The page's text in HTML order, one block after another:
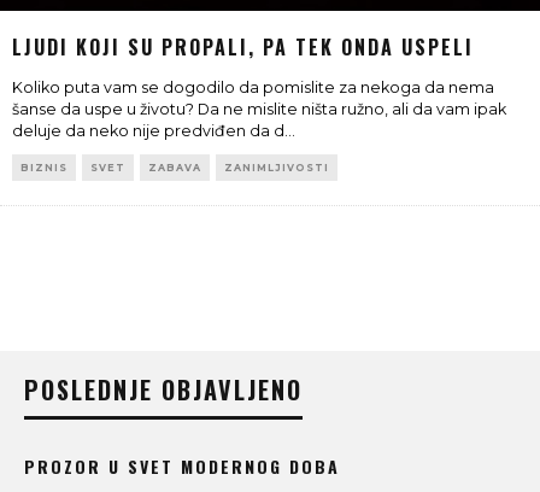
LJUDI KOJI SU PROPALI, PA TEK ONDA USPELI
Koliko puta vam se dogodilo da pomislite za nekoga da nema
šanse da uspe u životu? Da ne mislite ništa ružno, ali da vam ipak
deluje da neko nije predviđen da d
BIZNIS SVET ZABAVA ZANIMLJIVOSTI
POSLEDNJE OBJAVLJENO
PROZOR U SVET MODERNOG DOBA